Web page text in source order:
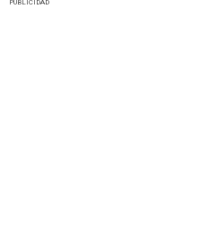
PUBLICIDAD